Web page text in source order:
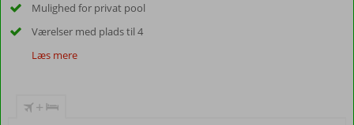
Mulighed for privat pool
Værelser med plads til 4
Læs mere
+